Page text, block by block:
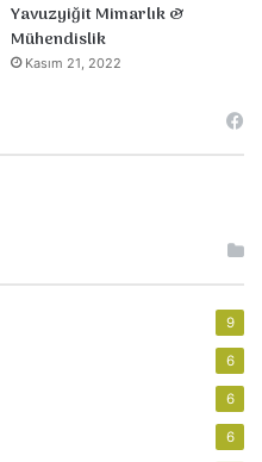
Yavuzyiğit Mimarlık &
Mühendislik
Kasım 21, 2022
9
6
6
6